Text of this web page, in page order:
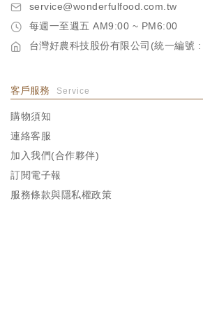
service@wonderfulfood.com.tw
每週一至週五 AM9:00 ~ PM6:00
台灣好農科技股份有限公司(統一編號
客戶服務 Service
購物須知
連絡客服
加入我們(合作夥伴)
訂閱電子報
服務條款與隱私權政策